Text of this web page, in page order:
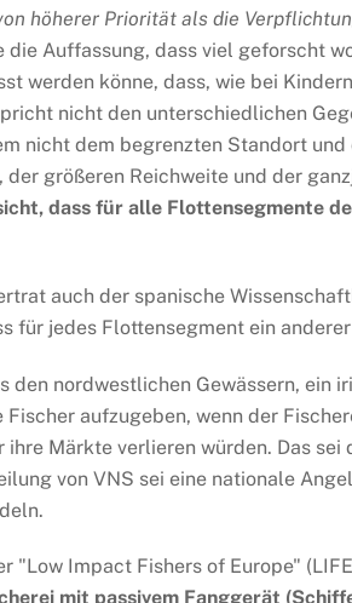
höherer Priorität als die
die Auffassung, dass viel geforscht
werden könne, dass, wie bei
nicht den unterschiedlichen
nicht dem begrenzten Standort
der größeren Reichweite und der
dass für alle Flottensegmente
auch der spanische
für jedes Flottensegment ein
den nordwestlichen Gewässern,
Fischer aufzugeben, wenn der
ihre Märkte verlieren würden. Das
von VNS sei eine nationale
"Low Impact Fishers of Europe"
mit passivem Fanggerät